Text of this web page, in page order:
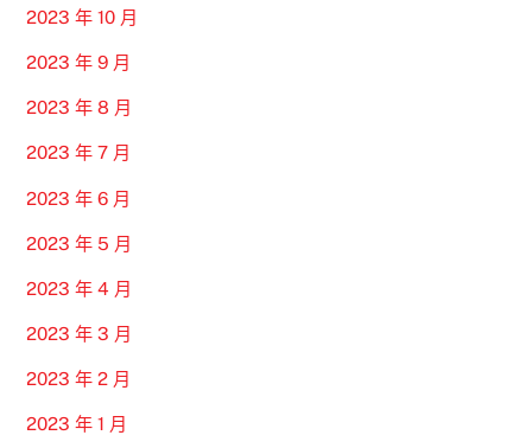
2023 年 10 月
2023 年 9 月
2023 年 8 月
2023 年 7 月
2023 年 6 月
2023 年 5 月
2023 年 4 月
2023 年 3 月
2023 年 2 月
2023 年 1 月